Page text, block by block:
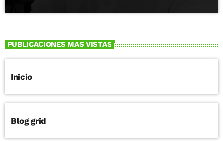
PUBLICACIONES MAS VISTAS
Inicio
Blog grid